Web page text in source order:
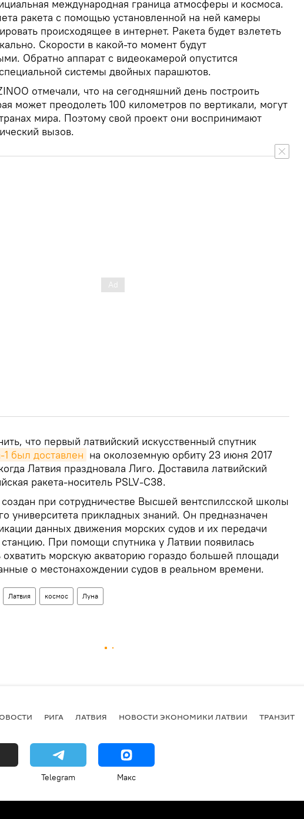
международная граница атмосферы и космоса.
ракета с помощью установленной на ней камеры
происходящее в интернет. Ракета будет взлететь
Скорости в какой-то момент будут
Обратно аппарат с видеокамерой опустится
системы двойных парашютов.
отмечали, что на сегодняшний день построить
может преодолеть 100 километров по вертикали, могут
мира. Поэтому свой проект они воспринимают
вызов.
что первый латвийский искусственный спутник
1 был доставлен на околоземную орбиту 23 июня 2017
Латвия праздновала Лиго. Доставила латвийский
ракета-носитель PSLV-C38.
при сотрудничестве Высшей вентспилсской школы
университета прикладных знаний. Он предназначен
данных движения морских судов и их передачи
При помощи спутника у Латвии появилась
морскую акваторию гораздо большей площади
о местонахождении судов в реальном времени.
Латвия космос Луна
РИГА ЛАТВИЯ НОВОСТИ ЭКОНОМИКИ ЛАТВИИ ТРАНЗИТ
Telegram Макс